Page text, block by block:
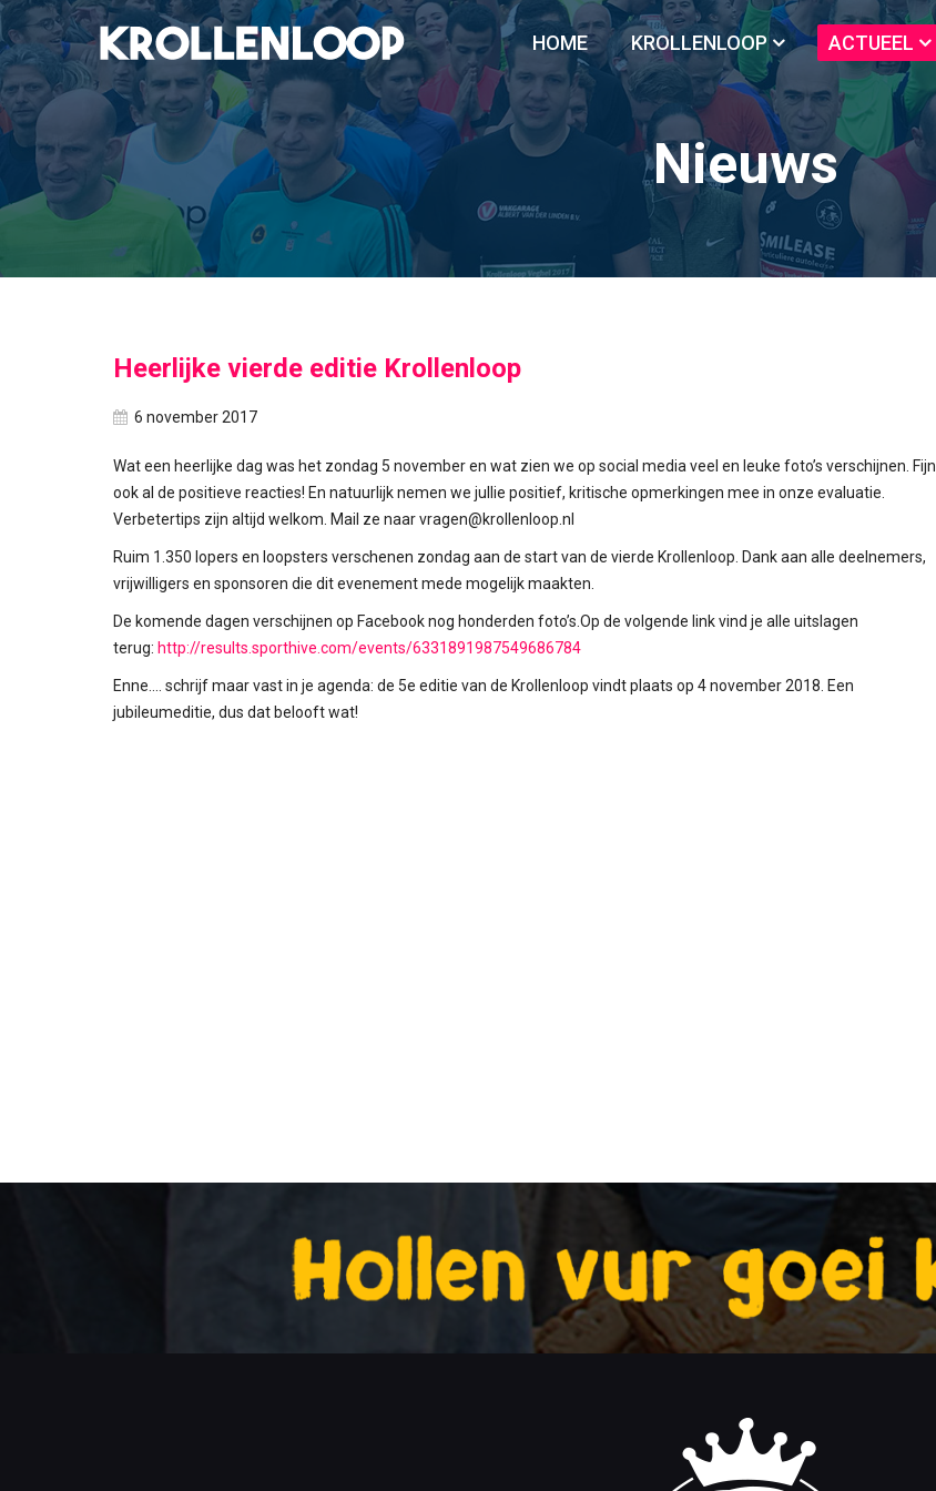
HOME KROLLENLOOP ACTUEEL
Nieuws
Heerlijke vierde editie Krollenloop
6 november 2017
Wat een heerlijke dag was het zondag 5 november en wat zien we op social media veel en leuke foto’s verschijnen. Fijn
ook al de positieve reacties! En natuurlijk nemen we jullie positief, kritische opmerkingen mee in onze evaluatie.
Verbetertips zijn altijd welkom. Mail ze naar vragen@krollenloop.nl
Ruim 1.350 lopers en loopsters verschenen zondag aan de start van de vierde Krollenloop. Dank aan alle deelnemers,
vrijwilligers en sponsoren die dit evenement mede mogelijk maakten.
De komende dagen verschijnen op Facebook nog honderden foto’s.Op de volgende link vind je alle uitslagen
terug: http://results.sporthive.com/events/6331891987549686784
Enne.... schrijf maar vast in je agenda: de 5e editie van de Krollenloop vindt plaats op 4 november 2018. Een
jubileumeditie, dus dat belooft wat!